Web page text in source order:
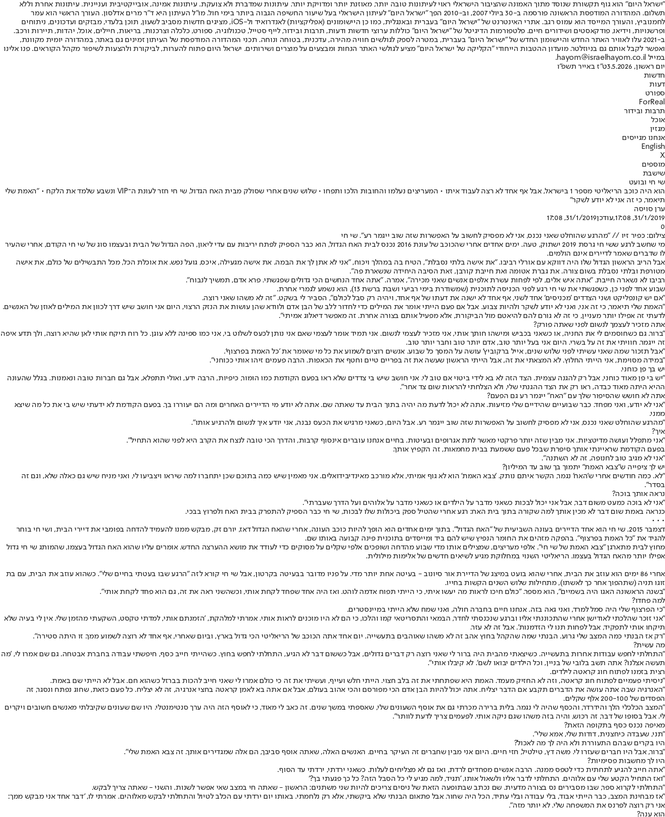
"ישראל היום" הוא גוף תקשורת שנוסד מתוך האמונה שהציבור הישראלי ראוי לעיתונות טובה יותר, מאוזנת יותר ומדויקת יותר. עיתונות שמדברת ולא צועקת. עיתונות אמינה, אובייקטיבית ועניינית. עיתונות אחרת וללא
תשלום. המהדורה המודפסת הראשונה פורסמה ב-30 ביולי 2007, וב-2010 הפך "ישראל היום" לעיתון הישראלי בעל שיעור החשיפה הגבוה ביותר בימי חול. מו"ל העיתון היא ד"ר מרים אדלסון. העורך הראשי הוא עמר
לחמנוביץ, והעורך המייסד הוא עמוס רגב. אתרי האינטרנט של "ישראל היום" בעברית ובאנגלית, כמו כן היישומונים (אפליקציות) לאנדרואיד ול-iOS, מציגים חדשות מסביב לשעון, תוכן בלעדי, מבזקים ועדכונים, ניתוחים
ופרשנויות, וידיאו, פודקאסטים ושידורים חיים. פלטפורמות הדיגיטל של "ישראל היום" כוללות ערוצי חדשות ודעות, תרבות ובידור, לייף סטייל, טכנולוגיה, ספורט, כלכלה וצרכנות, בריאות, חיילים, אוכל, יהדות, תיירות ורכב.
ב-2021 עלו לאוויר האתר החדש והיישומון החדש של "ישראל היום" בעברית, במטרה לספק לגולשים חוויה מהירה, עדכנית, בטוחה ונוחה. תכני המהדורה המודפסת של העיתון זמינים גם באתר, במהדורה יומית מקוונת,
ואפשר לקבל אותם גם בניוזלטר. מועדון ההטבות הייחודי "הקליקה של ישראל היום" מציע לגולשי האתר הנחות ומבצעים על מוצרים ושירותים. ישראל היום פתוח להערות, לביקורת ולהצעות לשיפור מקהל הקוראים. פנו אלינו
במייל hayom@israelhayom.co.il.
יום ראשון, 3.5.2026
ט"ז באייר תשפ"ו
חדשות
דעות
ספורט
ForReal
תרבות ובידור
אוכל
מגזין
אנחנו מגייסים
English
X
מוספים
שישבת
שי חי ובועט
הוא היה כוכב הריאליטי מספר 1 בישראל, אבל אף אחד לא רצה לעבוד איתו • המעריצים נעלמו והחובות הלכו ותפחו • שלוש שנים אחרי שסולק מבית האח הגדול, שי חי חזר לעונת ה־VIP ונשבע שלמד את הלקח • "האמת שלי
תיאמר, כי זה אני לא יודע לשקר"
ערן סויסה
31/1/2019, 17:08
,עודכן31/1/2019, 17:08
0
צילום: כפיר זיו // "מהרגע שהוחלט שאני נכנס, אני לא מפסיק לחשוב על האפשרות שזה שוב ייגמר רע". שי חי
מי שחשב לרגע ששי חי גרסת 2019 ישתוק, טעה. ימים אחדים אחרי שהכוכב של עונת 2016 נכנס לבית האח הגדול, הוא כבר הספיק לפתח יריבות עם עדי ליאון, הפה הגדול של הבית ובעצמו סוג של שי חי הקודם, אחרי שהעיר
לו שדברים שאמר לדיירים אינם הולמים.
אבל הריב הראשון הגדול שלו היה דווקא עם אורלי רביבו. "את אישה בלתי נסבלת", הטיח בה במהלך ויכוח, "אני לא אתן לך את הבמה. את אישה מגעילה, איכס, גועל נפש. את אוכלת הכל, מכל התבשילים של כולם, את אישה
מטורפת ובלתי נסבלת בשום צורה. את גברת אטומה ואת חייבת קורבן, זאת הסיבה היחידה שנשארת פה".
רביבו לא נשארה חייבת. "אתה איש אלים, לפי לפחות עשרת אלפים אנשים שאני מכירה", אמרה. "אתה אחד הנחשים הכי גדולים שפגשתי. פרא אדם, תמשיך לנבוח".
שבוע אחד לפני כן, כשפגשתי את שי חי רגע לפני הכניסה לתוכנית (שמשודרת בימי רביעי ושבת ברשת 13), הוא נשמע לגמרי אחרת.
"אם יש קונפליקט ושני הצדדים 'מכניסים' אחד לשני, אף אחד לא ישנה את דעתו של אף אחד, ויהיה רק סבל לכולם", הסביר לי בשקט. "זה לא משהו שאני רוצה.
"האמת שלי תיאמר, כי זה אני, ואני לא יודע לשקר ולהיות צבוע. אבל אם פעם הייתי אומר את המילים כדי לחדור ללב של הבן אדם ולוודא שהן עושות את הנזק הרצוי, היום אני חושב שיש דרך לכוון את המילים לאוזן של האנשים.
לדעתי זה אפילו יותר מעניין, כי זה לא גורם להם להיאטם מול הביקורת, אלא מפעיל אותם בצורה אחרת. זה מאפשר דיאלוג אמיתי".
אתה מזכיר לעצמך לנשום לפני שאתה פורק?
"ברור. גם כשחוסמים לי את החניה, או כשאני בכביש ומישהו חותך אותי, אני מזכיר לעצמי לנשום. אני תמיד אומר לעצמי שאם אני נותן לכעס לשלוט בי, אני כמו ספינה ללא עוגן. כל רוח תיקח אותי לאן שהיא רוצה, ולך תדע איפה
זה ייגמר. חוויתי את זה על בשרי. היום אני בעל יותר טוב, אדם יותר טוב וחבר יותר טוב.
"אבל תזכור שמה שאני עשיתי לפני שלוש שנים, אייל ברקוביץ' עושה על המסך כל שבוע. אנשים רוצים לשמוע את כל מי שאומר את 'כל האמת בפרצוף'.
"במידה מסוימת, אני הייתי החלוץ. לא המצאתי את זה, אבל הייתי הראשון שעשה את זה בפריים טיים וחטף את הכאפות. הרבה פעמים זיהו אותי ככוחני".
יש בך פן כוחני.
"יש בי פן מאוד כוחני, אבל רק להגנה עצמית. הצד הזה לא בא לידי ביטוי אם טוב לי. אני חושב שיש בי צדדים שלא ראו בפעם הקודמת כמו הומור, כיפיות, הרבה ידע, ואולי תתפלא, אבל גם חברות טובה ונאמנות. בגלל שהעונה
ההיא היתה מאוד כבדה, ראו רק את הצד ההגנתי שלי, ולא הצלחתי להראות שום צד אחר".
אתה לא חושש שהסיפור שלך עם "האח" ייגמר רע גם הפעם?
"אני לא יודע, ואני מפחד. כבר שבועיים שהידיים שלי מזיעות. אתה לא יכול לדעת מה יהיה בתוך הבית עד שאתה שם. אתה לא יודע מי הדיירים האחרים ומה הם יעוררו בך. בפעם הקודמת לא ידעתי שיש בי את כל מה שיצא
ממני.
"מהרגע שהוחלט שאני נכנס, אני לא מפסיק לחשוב על האפשרות שזה שוב ייגמר רע. אבל היום, כשאני מרגיש את הכעס נבנה, אני יודע איך לנשום ולהרגיע אותו".
איך?
"אני מתפלל ועושה מדיטציות. אני מבין שזה יותר פרקטי מאשר לתת אגרופים ובעיטות. בחיים אנחנו עוברים אינסוף קרבות, והדרך הכי טובה לנצח את הקרב היא לפני שהוא התחיל".
בפעם הקודמת שראיינתי אותך סיפרת שבכל פעם ששמעת בבית מחמאות, זה הקפיץ אותך.
"אני לא מגיב טוב לחנופה, זה לא השתנה".
יש לך ציפייה ש"צבא האמת" יתמוך בך שוב עד המיליון?
"לא. כמה חודשים אחרי ש'האח' נגמר, הקשר איתם נותק. 'צבא האמת' הוא לא גוף אמיתי, אלא מורכב מאינדיבידואלים. אני מאמין שיש כמה בתוכם שכן יתחברו למה שיראו ויצביעו לי, ואני מניח שיש גם כאלה שלא, וגם זה
בסדר".
נראה אותך בוכה?
"אני לא בוכה כמעט משום דבר, אבל אני יכול לבכות כשאני מדבר על הילדים או כשאני מדבר על אלוהים ועל הדרך שעברתי".
כנראה באמת שום דבר לא מכין אותך למה שקורה בתוך בית האח: רגע אחרי שהטיל ספק ביכולות שלו לבכות, שי חי כבר הספיק להתפרק בבית האח ולפרוץ בבכי.
• • •
דצמבר 2015. שי חי הוא אחד הדיירים בעונה השביעית של "האח הגדול". בתוך ימים אחדים הוא הופך להיות כוכב העונה, אחרי שהאח הגדול דאז, יורם זק, מבקש ממנו להעמיד להדחה בפומבי את דיירי הבית, ושי חי בוחר
להגיד את "כל האמת בפרצוף". בהפקה מזהים את החומר הנפיץ שיש להם ביד ומייסדים בתוכנית פינה קבועה באותו שם.
מחוץ לבית מתארגן "צבא האמת של שי חי". אלפי מעריצים, שמצילים אותו מדי שבוע מהדחה ושופכים אלפי שקלים על מסוקים כדי לעודד את מושא ההערצה החדש. אומרים עליו שהוא האח הגדול בעצמו, שהמותג שי חי גדול
אפילו יותר מהאח הגדול בעצמו. הריאליטי השנוי במחלוקת מגיע לשיאים חדשים של אלימות מילולית.
אחרי 86 ימים הוא עוזב את הבית, אחרי שהוא בועט במיצג של הדיירת אור סיונוב - בעיטה אחת יותר מדי. על פניו מדובר בבעיטה בקרטון, אבל שי חי קורא לזה "הרגע שבו בעטתי בחיים שלי". כשהוא עוזב את הבית, עם בת
זוגו תניה (שתהפוך אחר כך לאשתו), מתחילות שלוש השנים הקשות בחייו.
"בשנה הראשונה האגו היה בשמיים", הוא מספר. "כולם חיכו לראות מה יעשו איתי, כי הייתי תפוח אדמה לוהט. ואז היה אחד שפחד לקחת אותי, וכשהשני ראה את זה, גם הוא פחד לקחת אותי".
למה פחדו?
"כי הפרצוף שלי היה סמל למרד, ואני גאה בזה. אנחנו חיים בחברה חולה, ואני שמח שלא הייתי במיינסטרים.
"אני זוכר שהלכתי לאודישן אחרי שהתכוננתי אליו וברגע שנכנסתי לחדר, הבמאי והתסריטאי קמו והלכו, כי הם לא היו מוכנים לראות אותי. אמרתי למלהקת, 'הזמנתם אותי, למדתי טקסט, השקעתי מהזמן שלי. אין לי בעיה שלא
תיקחו אותי לתפקיד, אבל לפחות תנו לי הזדמנות'. אבל זה לא עזר.
"רק אז הבנתי כמה המצב שלי גרוע. הבנתי שמה שהקהל בחוץ אהב זה לא משהו שאוהבים בתעשייה. יום אחד אתה הכוכב של הריאליטי הכי גדול בארץ, וביום שאחרי, אף אחד לא רוצה לשמוע ממך. זו היתה סטירה".
מה עשית?
"התחלתי לחפש עבודות אחרות בתעשייה. כשיצאתי מהבית היה ברור לי שאני רוצה רק דברים גדולים, אבל כששום דבר לא הגיע, התחלתי לחפש בחוץ. כשהייתי חייב כסף, חיפשתי עבודה בחברת אבטחה. גם שם אמרו לי, 'מה
תעשה אצלנו? אתה תשב בלובי של בניין, וכל הילדים יבואו לשם'. לא קיבלו אותי".
רצית בזמנו לפתוח חוג קראטה לילדים.
"ניסיתי פעמיים לפתוח חוג קראטה, וזה לא החזיק מעמד. האמת היא שפתחתי את זה בלב חצוי. הייתי חלש ועייף, ועשיתי את זה כי כולם אמרו לי שאני חייב להכות בברזל כשהוא חם. אבל לא הייתי שם באמת.
"האנרגיה שבה אתה עושה את הדברים תקבע אם הדבר יצליח. אתה יכול להיות הבן אדם הכי מפורסם והכי אהוב בעולם, אבל אם אתה בא לאמן קראטה בחצי אנרגיה, זה לא יצליח. כל פעם כזאת, שחוג נפתח ונסגר, זה
הפסדים של 200-100 אלף שקלים.
"המצב הכלכלי הלך והידרדר, והכסף שהיה לי נגמר. בלית ברירה מכרתי גם את אוסף השעונים שלי, שאספתי במשך שנים. זה כאב לי מאוד, כי לאוסף הזה היה ערך סנטימנטלי. היו שם שעונים שקיבלתי מאנשים חשובים ויקרים
לי. אבל בסופו של דבר, זה רכוש, והיה בזה משהו שגם ניקה אותי. לפעמים צריך לדעת לוותר".
מאיפה נכנס כסף בתקופה הזאת?
"תני, שעבדה כיחצנית, דודות שלי, אמא שלי".
היו בקרים שבהם התעוררת ולא היה לך מה לאכול?
"ברור, אבל היו חברים שעזרו לי. משה דץ, טילטיל, חזי חיים. היום אני מבין שחברים זה העיקר בחיים. האנשים האלה, שאתה אוסף סביבך, הם אלה שמגדירים אותך. זה צבא האמת שלי".
היו לך מחשבות פסימיות?
"אתה חייב להגיע לתחתית כדי לטפס ממנה. הרבה אנשים מפחדים לרדת, ואז גם לא מצליחים לעלות. כשאני ירדתי, ירדתי עד הסוף.
"ואז התחיל הקטע שלי עם אלוהים. התחלתי לדבר אליו ולשאול אותו, 'תגיד, למה מגיע לי כל הסבל הזה? כל כך פגעתי בך?'
"התחלתי לקרוא ספר, שבו מסבירים נס בצורה מדעית. שם נכתב שבתופעה הזאת של ניסים צריכים להיות שני משתנים: הראשון - שאתה חי במצב שאי אפשר לשנות. והשני - שאתה צריך לבקש.
"אז מבחינת המצב, כבר הייתי אבוד, בלי עבודה ובלי עתיד, הכל היה שחור. אבל פתאום הבנתי שלא ביקשתי, אלא רק נלחמתי. באותו יום ירדתי עם הכלב לטיול והתחלתי לבקש מאלוהים. אמרתי לו, 'דבר אחד אני מבקש ממך:
אני רק רוצה לפרנס את המשפחה שלי. לא יותר מזה".
הוא ענה?